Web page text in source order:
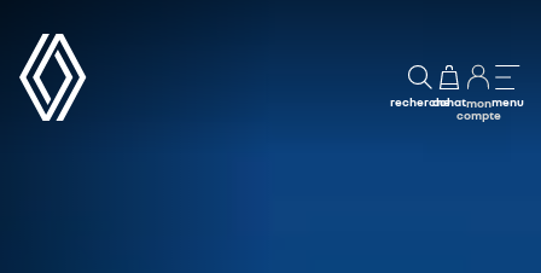
rechercheachatmon
compte
menu